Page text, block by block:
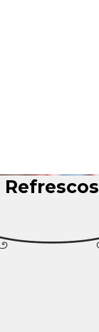
Refrescos